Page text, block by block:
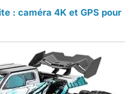
: caméra 4K et GPS pour